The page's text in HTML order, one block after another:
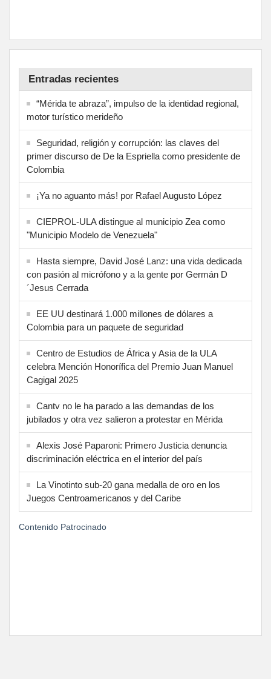
Entradas recientes
“Mérida te abraza”, impulso de la identidad regional,
motor turístico merideño
Seguridad, religión y corrupción: las claves del
primer discurso de De la Espriella como presidente de
Colombia
¡Ya no aguanto más! por Rafael Augusto López
CIEPROL-ULA distingue al municipio Zea como
"Municipio Modelo de Venezuela"
Hasta siempre, David José Lanz: una vida dedicada
con pasión al micrófono y a la gente por Germán D
´Jesus Cerrada
EE UU destinará 1.000 millones de dólares a
Colombia para un paquete de seguridad
Centro de Estudios de África y Asia de la ULA
celebra Mención Honorífica del Premio Juan Manuel
Cagigal 2025
Cantv no le ha parado a las demandas de los
jubilados y otra vez salieron a protestar en Mérida
Alexis José Paparoni: Primero Justicia denuncia
discriminación eléctrica en el interior del país
La Vinotinto sub-20 gana medalla de oro en los
Juegos Centroamericanos y del Caribe
Contenido Patrocinado